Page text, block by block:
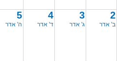
2
ב' אדר
3
ג' אדר
4
ד' אדר
5
ה' אדר